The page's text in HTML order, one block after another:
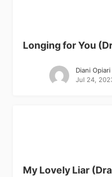
Longing for You
Diani Opiari
Jul 24,
My Lovely Liar